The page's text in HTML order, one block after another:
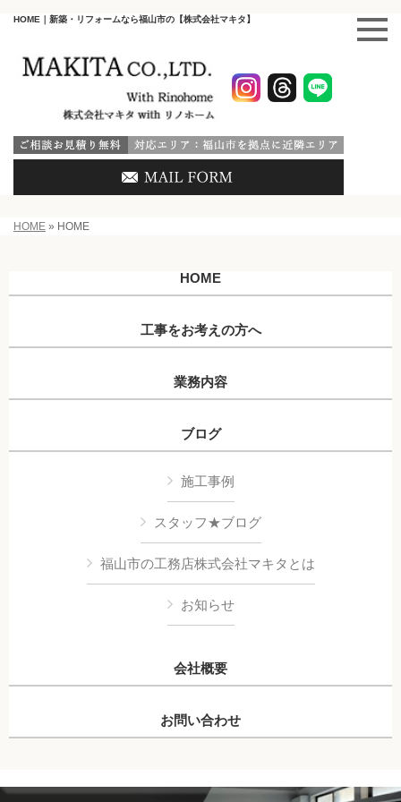
HOME｜新築・リフォームなら福山市の【株式会社マキタ】
HOME » HOME
HOME
工事をお考えの方へ
業務内容
ブログ
施工事例
スタッフ★ブログ
福山市の工務店株式会社マキタとは
お知らせ
会社概要
お問い合わせ
Copyright © 株式会社マキタ All Rights Reserved.